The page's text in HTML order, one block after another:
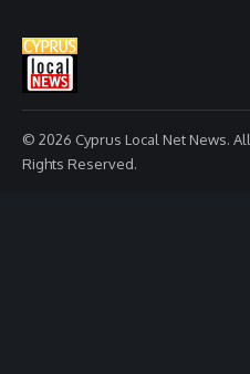
© 2026 Cyprus Local Net News. All
Rights Reserved.